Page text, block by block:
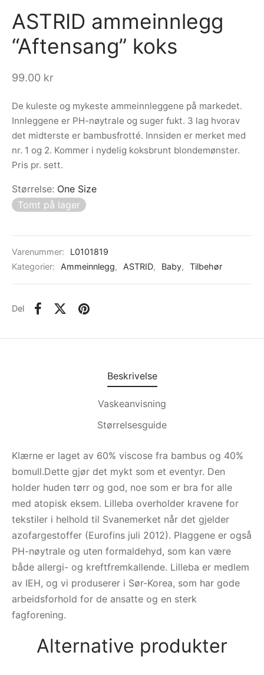
ASTRID ammeinnlegg
“Aftensang” koks
99.00 kr
De kuleste og mykeste ammeinnleggene på markedet.
Innleggene er PH-nøytrale og suger fukt. 3 lag hvorav
det midterste er bambusfrotté. Innsiden er merket med
nr. 1 og 2. Kommer i nydelig koksbrunt blondemønster.
Pris pr. sett.
Størrelse: One Size
Tomt på lager
Varenummer:
L0101819
Kategorier:
Ammeinnlegg, ASTRID, Baby, Tilbehør
Del
Beskrivelse
Vaskeanvisning
Størrelsesguide
Klærne er laget av 60% viscose fra bambus og 40%
bomull.Dette gjør det mykt som et eventyr. Den
holder huden tørr og god, noe som er bra for alle
med atopisk eksem. Lilleba overholder kravene for
tekstiler i helhold til Svanemerket når det gjelder
azofargestoffer (Eurofins juli 2012). Plaggene er også
PH-nøytrale og uten formaldehyd, som kan være
både allergi- og kreftfremkallende. Lilleba er medlem
av IEH, og vi produserer i Sør-Korea, som har gode
arbeidsforhold for de ansatte og en sterk
fagforening.
Alternative produkter
teppe